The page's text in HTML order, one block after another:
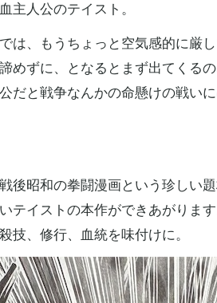
主人公のテイスト。
は、もうちょっと空気感的に厳
めずに、となるとまず出てくる
だと戦争なんかの命懸けの戦い
昭和の拳闘漫画という珍しい
テイストの本作ができあがりま
技、修行、血統を味付けに。